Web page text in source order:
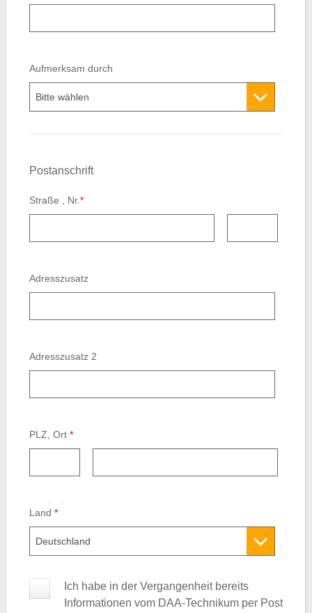
Aufmerksam durch
Postanschrift
Straße , Nr.*
Adresszusatz
Adresszusatz 2
PLZ, Ort *
Land *
Ich habe in der Vergangenheit bereits
Informationen vom DAA-Technikum per Post